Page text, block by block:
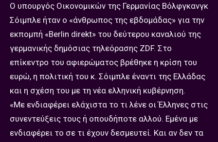
Ο υπουργός Οικονομικών της Γερμανίας Βόλφγκανγκ
Σόιμπλε ήταν ο «άνθρωπος της εβδομάδας» για την
εκπομπή «Berlin direkt» του δεύτερου καναλιού της
γερμανικής δημόσιας τηλεόρασης ZDF. Στο
επίκεντρο του αφιερώματος βρέθηκε η κρίση του
ευρώ, η πολιτική του κ. Σόιμπλε έναντι της Ελλάδας
και η σχέση του με τη νέα ελληνική κυβέρνηση.
«Με ενδιαφέρει ελάχιστα το τι λένε οι Έλληνες στις
συνεντεύξεις τους ή οπουδήποτε αλλού. Εμένα με
ενδιαφέρει το σε τι έχουν δεσμευτεί. Και αν δεν τα